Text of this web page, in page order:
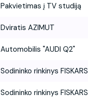
Pakvietimas į TV studiją
Dviratis AZIMUT
Automobilis "AUDI Q2"
Sodininko rinkinys FISKARS
Sodininko rinkinys FISKARS